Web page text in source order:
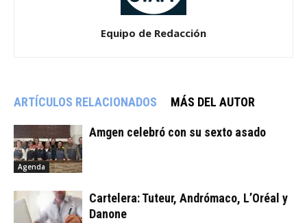
Equipo de Redacción
ARTÍCULOS RELACIONADOS MÁS DEL AUTOR
Agenda
Amgen celebró con su sexto asado
Cartelera: Tuteur, Andrómaco, L’Oréal y
Danone